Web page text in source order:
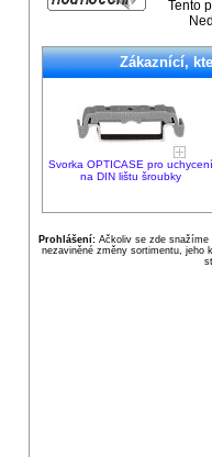
Tento
Zákaznící,
Svorka OPTICASE pro uchycení
na DIN lištu šroubky
Prohlášení:Ačkoliv se zde snažíme
nezaviněné změny sortimentu, jeho